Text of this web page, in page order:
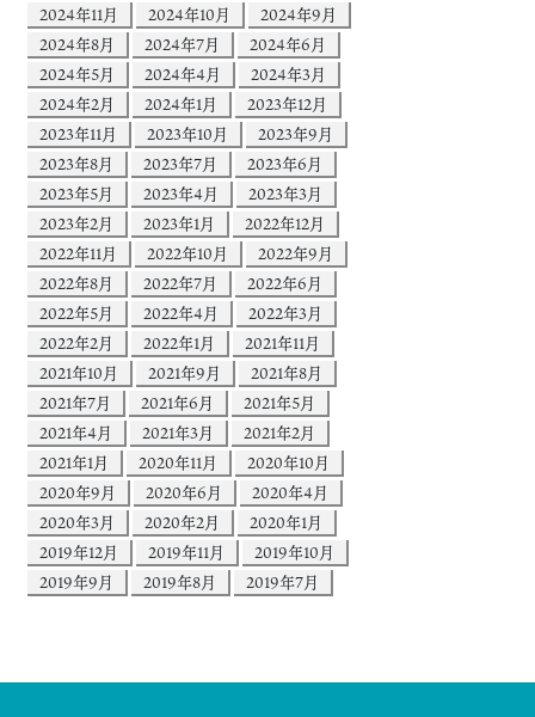
2024年11月
2024年10月
2024年9月
2024年8月
2024年7月
2024年6月
2024年5月
2024年4月
2024年3月
2024年2月
2024年1月
2023年12月
2023年11月
2023年10月
2023年9月
2023年8月
2023年7月
2023年6月
2023年5月
2023年4月
2023年3月
2023年2月
2023年1月
2022年12月
2022年11月
2022年10月
2022年9月
2022年8月
2022年7月
2022年6月
2022年5月
2022年4月
2022年3月
2022年2月
2022年1月
2021年11月
2021年10月
2021年9月
2021年8月
2021年7月
2021年6月
2021年5月
2021年4月
2021年3月
2021年2月
2021年1月
2020年11月
2020年10月
2020年9月
2020年6月
2020年4月
2020年3月
2020年2月
2020年1月
2019年12月
2019年11月
2019年10月
2019年9月
2019年8月 2019年7月